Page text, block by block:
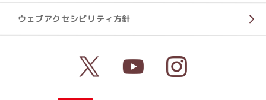
ウェブアクセシビリティ方針